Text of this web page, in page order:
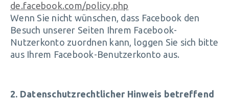
de.facebook.com/policy.php
Wenn Sie nicht wünschen, dass Facebook den
Besuch unserer Seiten Ihrem Facebook-
Nutzerkonto zuordnen kann, loggen Sie sich bitte
aus Ihrem Facebook-Benutzerkonto aus.
2. Datenschutzrechtlicher Hinweis betreffend